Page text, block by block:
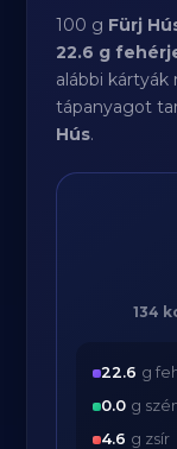
100 g Fürj
22.6 g
alábbi
tápanyagot
Hús.
134
22.6 g
0.0 g
4.6 g zsír